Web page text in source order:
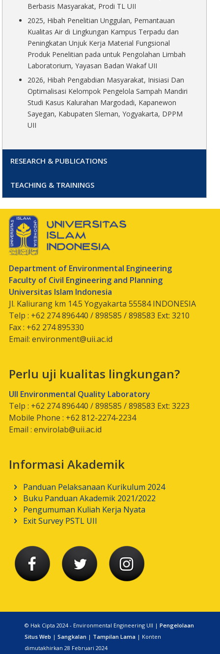
Berbasis Masyarakat, Prodi TL UII
2025, Hibah Penelitian Unggulan, Pemantauan
Kualitas Air di Lingkungan Kampus Terpadu dan
Peningkatan Unjuk Kerja Material Fungsional
Produk Penelitian pada untuk Pengolahan Limbah
Laboratorium, Yayasan Badan Wakaf UII
2026, Hibah Pengabdian Masyarakat, Inisiasi Dan
Optimalisasi Kelompok Pengelola Sampah Mandiri
Studi Kasus Kalurahan Margodadi, Kapanewon
Sayegan, Kabupaten Sleman, Yogyakarta, DPPM
UII
RESEARCH & PUBLICATIONS
TEACHING & TRAININGS
Department of Environmental Engineering
Faculty of Civil Engineering and Planning
Universitas Islam Indonesia
Jl. Kaliurang km 14.5 Yogyakarta 55584 INDONESIA
Telp : +62 274 896440 / 898585 / 898583 Ext: 3210
Fax : +62 274 895330
Email: environment@uii.ac.id
Perlu uji kualitas lingkungan?
UII Environmental Quality Laboratory
Telp : +62 274 896440 / 898585 / 898583 Ext: 3223
Mobile Phone : +62 812-2274-2234
Email : envirolab@uii.ac.id
Informasi Akademik
Panduan Pelaksanaan Kurikulum 2024
Buku Panduan Akademik 2021/2022
Pengumuman Kuliah Kerja Nyata
Exit Survey PSTL UII
© Hak Cipta 2024 - Environmental Engineering UII | Pengelolaan
Situs Web | Sangkalan | Tampilan Lama | Konten
dimutakhirkan 28 Februari 2024